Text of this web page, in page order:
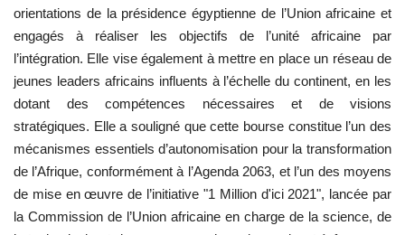
orientations de la présidence égyptienne de l’Union africaine et
engagés à réaliser les objectifs de l’unité africaine par
l’intégration. Elle vise également à mettre en place un réseau de
jeunes leaders africains influents à l’échelle du continent, en les
dotant des compétences nécessaires et de visions
stratégiques. Elle a souligné que cette bourse constitue l’un des
mécanismes essentiels d’autonomisation pour la transformation
de l’Afrique, conformément à l’Agenda 2063, et l’un des moyens
de mise en œuvre de l’initiative "1 Million d'ici 2021", lancée par
la Commission de l’Union africaine en charge de la science, de